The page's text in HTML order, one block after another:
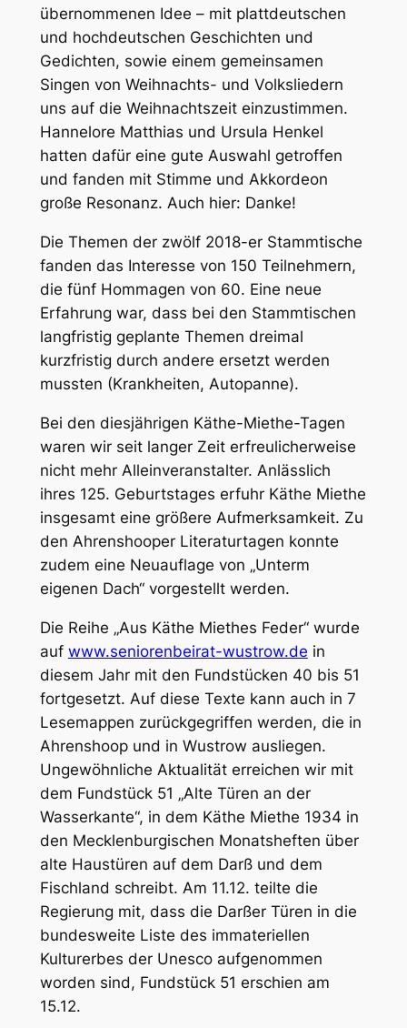
übernommenen Idee – mit plattdeutschen
und hochdeutschen Geschichten und
Gedichten, sowie einem gemeinsamen
Singen von Weihnachts- und Volksliedern
uns auf die Weihnachtszeit einzustimmen.
Hannelore Matthias und Ursula Henkel
hatten dafür eine gute Auswahl getroffen
und fanden mit Stimme und Akkordeon
große Resonanz. Auch hier: Danke!
Die Themen der zwölf 2018-er Stammtische
fanden das Interesse von 150 Teilnehmern,
die fünf Hommagen von 60. Eine neue
Erfahrung war, dass bei den Stammtischen
langfristig geplante Themen dreimal
kurzfristig durch andere ersetzt werden
mussten (Krankheiten, Autopanne).
Bei den diesjährigen Käthe-Miethe-Tagen
waren wir seit langer Zeit erfreulicherweise
nicht mehr Alleinveranstalter. Anlässlich
ihres 125. Geburtstages erfuhr Käthe Miethe
insgesamt eine größere Aufmerksamkeit. Zu
den Ahrenshooper Literaturtagen konnte
zudem eine Neuauflage von „Unterm
eigenen Dach“ vorgestellt werden.
Die Reihe „Aus Käthe Miethes Feder“ wurde
auf www.seniorenbeirat-wustrow.de in
diesem Jahr mit den Fundstücken 40 bis 51
fortgesetzt. Auf diese Texte kann auch in 7
Lesemappen zurückgegriffen werden, die in
Ahrenshoop und in Wustrow ausliegen.
Ungewöhnliche Aktualität erreichen wir mit
dem Fundstück 51 „Alte Türen an der
Wasserkante“, in dem Käthe Miethe 1934 in
den Mecklenburgischen Monatsheften über
alte Haustüren auf dem Darß und dem
Fischland schreibt. Am 11.12. teilte die
Regierung mit, dass die Darßer Türen in die
bundesweite Liste des immateriellen
Kulturerbes der Unesco aufgenommen
worden sind, Fundstück 51 erschien am
15.12.